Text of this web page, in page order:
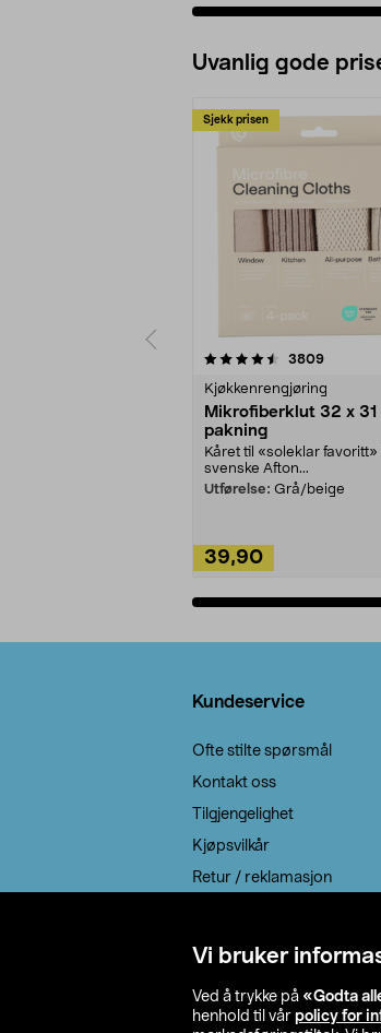
Vi bruker
Ved å trykke på «Godta
henhold til vår policy for
Uvanlig gode
Sjekk prisen
3809
Kjøkkenrengjøring
Mikrofiberklut 32 x 31
pakning
Kåret til «soleklar favoritt»
svenske Afton...
Utførelse: Grå/beige
39,90
4.5av 5 stjerner
Kundeservice
Ofte stilte spørsmål
Kontakt oss
Tilgjengelighet
Kjøpsvilkår
Retur / reklamasjon